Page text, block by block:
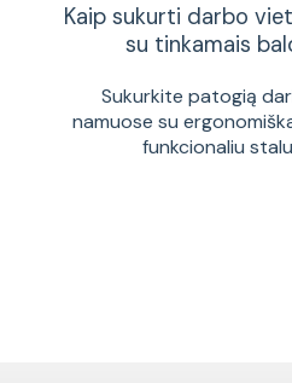
Kaip sukurti darbo
su tinkamais
Sukurkite patogią
namuose su
funkcionaliu